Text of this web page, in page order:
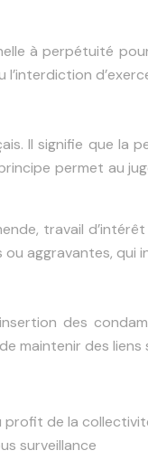
à perpétuité
Il signifie que
permet au
travail
aggravantes, qui
des
maintenir des
profit de la
surveillance